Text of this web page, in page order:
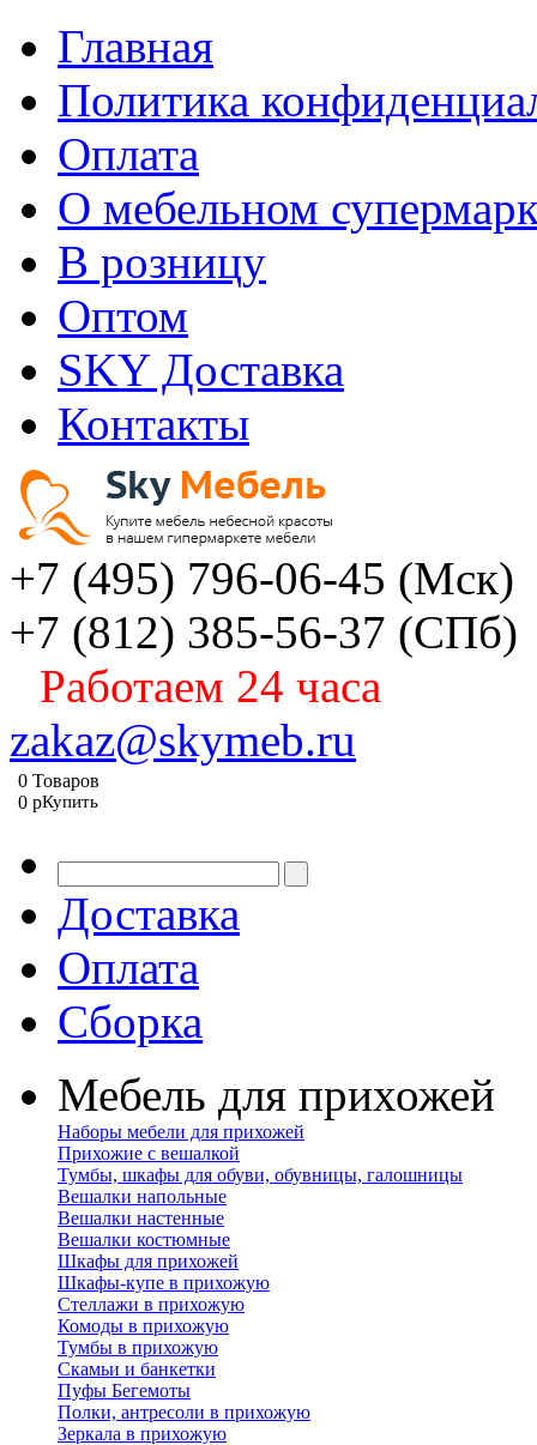
Главная
Политика
Оплата
О мебельном
В розницу
Оптом
SKY Доставка
Контакты
+7 (495) 796-06-45 (Мск)
+7 (812) 385-56-37 (СПб)
Работаем 24 часа
zakaz@skymeb.ru
0 Товаров
0 pКупить
Доставка
Оплата
Сборка
Мебель для прихожей
Наборы мебели для прихожей
Прихожие с вешалкой
Тумбы, шкафы для обуви, обувницы, галошницы
Вешалки напольные
Вешалки настенные
Вешалки костюмные
Шкафы для прихожей
Шкафы-купе в прихожую
Стеллажи в прихожую
Комоды в прихожую
Тумбы в прихожую
Скамьи и банкетки
Пуфы Бегемоты
Полки, антресоли в прихожую
Зеркала в прихожую